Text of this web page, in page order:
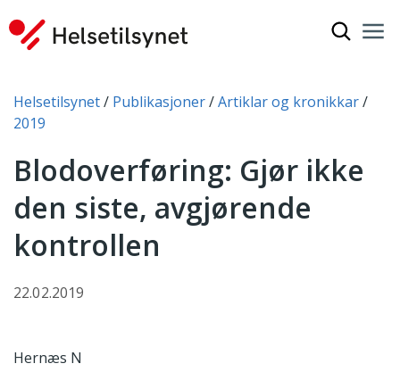
Du er her:
Helsetilsynet Publikasjoner
Artiklar og kronikkar
2019
Blodoverføring: Gjør ikke
den siste, avgjørende
kontrollen
22.02.2019
Hernæs N